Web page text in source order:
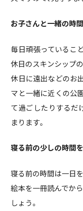
お子さんと一緒の時
毎日頑張っているこ
休日のスキンシップ
休日に遠出などのお
マと一緒に近くの公
て過ごしたりするだ
まります。
寝る前の少しの時間
寝る前の時間は一日
絵本を一冊読んでか
しょう。